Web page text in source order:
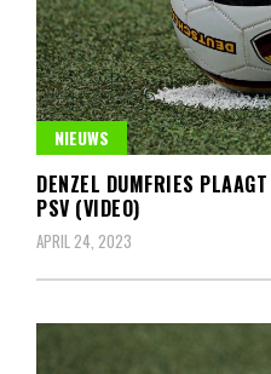
NIEUWS
DENZEL DUMFRIES
PSV (VIDEO)
APRIL 24, 2023